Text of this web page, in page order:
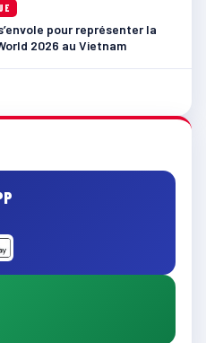
pour représenter la
2026 au Vietnam